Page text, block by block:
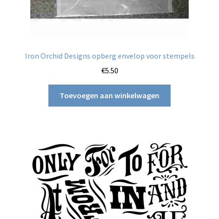
Iron Orchid Designs opberg envelop voor stempels
€5.50
Toevoegen aan winkelwagen